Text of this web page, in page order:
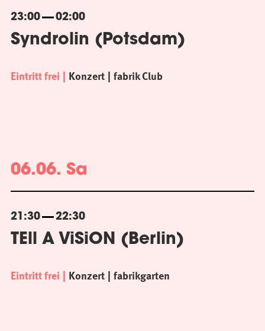
23:00 02:00
Syndrolin (Potsdam)
Eintritt frei Konzert fabrik Club
06.06. Sa
21:30 22:30
TEll A ViSiON (Berlin)
Eintritt frei Konzert fabrikgarten